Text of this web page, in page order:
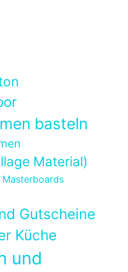
basteln
Material)
Masterboards
Gutscheine
Küche
und